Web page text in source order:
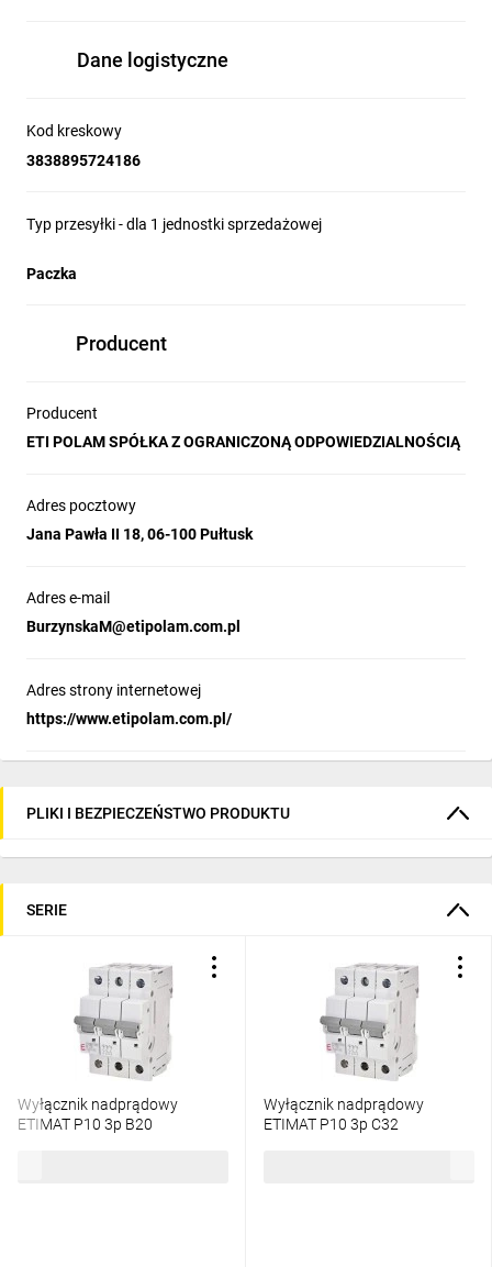
Dane logistyczne
Kod kreskowy
3838895724186
Typ przesyłki - dla 1 jednostki sprzedażowej
Paczka
Producent
Producent
ETI POLAM SPÓŁKA Z OGRANICZONĄ ODPOWIEDZIALNOŚCIĄ
Adres pocztowy
Jana Pawła II 18, 06-100 Pułtusk
Adres e-mail
BurzynskaM@etipolam.com.pl
Adres strony internetowej
https://www.etipolam.com.pl/
PLIKI I BEZPIECZEŃSTWO PRODUKTU
SERIE
Wyłącznik nadprądowy
ETIMAT P10 3p B20
Wyłącznik nadprądowy
ETIMAT P10 3p C32